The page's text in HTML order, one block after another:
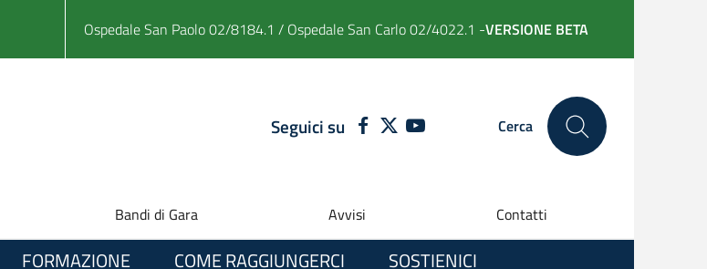
Ospedale San Paolo 02/8184.1 / Ospedale San Carlo 02/4022.1 -VERSIONE BETA
Seguici suFACEBOOK
TWITTERYOUTUBE Cerca
Bandi di Gara Avvisi Contatti
FORMAZIONE COME RAGGIUNGERCI SOSTIENICI